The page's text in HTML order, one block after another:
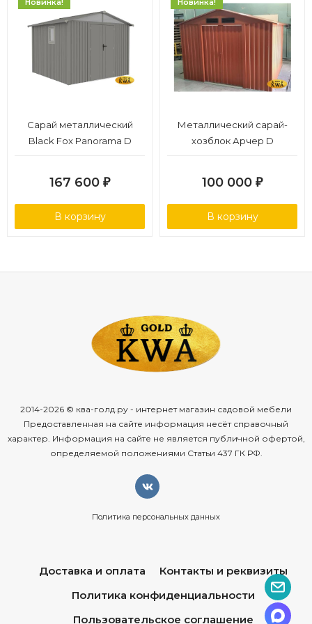
Новинка!
Сарай металлический
Black Fox Panorama D
167 600 ₽
В корзину
Новинка!
Металлический сарай-
хозблок Арчер D
100 000 ₽
В корзину
2014-2026 © ква-голд.ру - интернет магазин садовой мебели
Предоставленная на сайте информация несёт справочный
характер. Информация на сайте не является публичной офертой,
определяемой положениями Статьи 437 ГК РФ.
Политика персональных данных
Доставка и оплата
Контакты и реквизиты
Политика конфиденциальности
Пользовательское соглашение